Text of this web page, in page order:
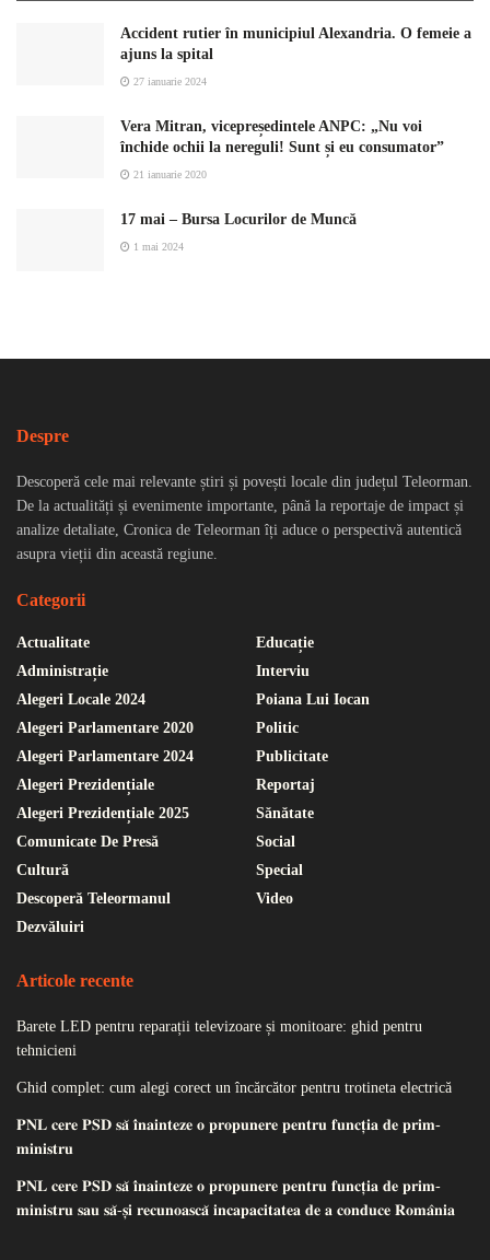
Accident rutier în municipiul Alexandria. O femeie a
ajuns la spital
27 ianuarie 2024
Vera Mitran, vicepreședintele ANPC: „Nu voi
închide ochii la nereguli! Sunt și eu consumator”
21 ianuarie 2020
17 mai – Bursa Locurilor de Muncă
1 mai 2024
Despre
Descoperă cele mai relevante știri și povești locale din județul Teleorman.
De la actualități și evenimente importante, până la reportaje de impact și
analize detaliate, Cronica de Teleorman îți aduce o perspectivă autentică
asupra vieții din această regiune.
Categorii
Actualitate
Administrație
Alegeri Locale 2024
Alegeri Parlamentare 2020
Alegeri Parlamentare 2024
Alegeri Prezidențiale
Alegeri Prezidențiale 2025
Comunicate De Presă
Cultură
Descoperă Teleormanul
Dezvăluiri
Educație
Interviu
Poiana Lui Iocan
Politic
Publicitate
Reportaj
Sănătate
Social
Special
Video
Articole recente
Barete LED pentru reparații televizoare și monitoare: ghid pentru
tehnicieni
Ghid complet: cum alegi corect un încărcător pentru trotineta electrică
𝐏𝐍𝐋 𝐜𝐞𝐫𝐞 𝐏𝐒𝐃 𝐬𝐚̆ 𝐢̂𝐧𝐚𝐢𝐧𝐭𝐞𝐳𝐞 𝐨 𝐩𝐫𝐨𝐩𝐮𝐧𝐞𝐫𝐞 𝐩𝐞𝐧𝐭𝐫𝐮 𝐟𝐮𝐧𝐜𝐭̦𝐢𝐚 𝐝𝐞 𝐩𝐫𝐢𝐦-
𝐦𝐢𝐧𝐢𝐬𝐭𝐫𝐮
𝐏𝐍𝐋 𝐜𝐞𝐫𝐞 𝐏𝐒𝐃 𝐬𝐚̆ 𝐢̂𝐧𝐚𝐢𝐧𝐭𝐞𝐳𝐞 𝐨 𝐩𝐫𝐨𝐩𝐮𝐧𝐞𝐫𝐞 𝐩𝐞𝐧𝐭𝐫𝐮 𝐟𝐮𝐧𝐜𝐭̦𝐢𝐚 𝐝𝐞 𝐩𝐫𝐢𝐦-
𝐦𝐢𝐧𝐢𝐬𝐭𝐫𝐮 𝐬𝐚𝐮 𝐬𝐚̆-𝐬̦𝐢 𝐫𝐞𝐜𝐮𝐧𝐨𝐚𝐬𝐜𝐚̆ 𝐢𝐧𝐜𝐚𝐩𝐚𝐜𝐢𝐭𝐚𝐭𝐞𝐚 𝐝𝐞 𝐚 𝐜𝐨𝐧𝐝𝐮𝐜𝐞 𝐑𝐨𝐦𝐚̂𝐧𝐢𝐚